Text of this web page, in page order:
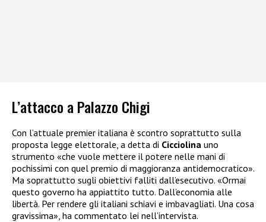
L’attacco a Palazzo Chigi
Con l’attuale premier italiana è scontro soprattutto sulla
proposta legge elettorale, a detta di Cicciolina uno
strumento «che vuole mettere il potere nelle mani di
pochissimi con quel premio di maggioranza antidemocratico».
Ma soprattutto sugli obiettivi falliti dall’esecutivo. «Ormai
questo governo ha appiattito tutto. Dall’economia alle
libertà. Per rendere gli italiani schiavi e imbavagliati. Una cosa
gravissima», ha commentato lei nell’intervista.